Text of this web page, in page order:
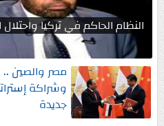
النظام الحاكم في تركيا
مصر والصين ..
وشراكة
جديدة